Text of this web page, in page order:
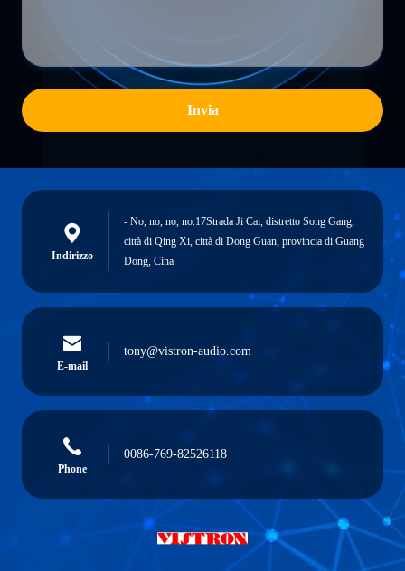
Invia
Indirizzo
- No, no, no, no.17Strada Ji Cai, distretto Song Gang,
città di Qing Xi, città di Dong Guan, provincia di Guang
Dong, Cina
E-mail
tony@vistron-audio.com
Phone
0086-769-82526118